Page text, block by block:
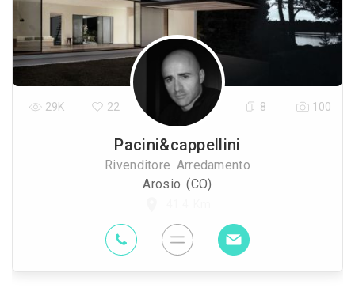
Pacini&cappellini
Rivenditore Arredamento
Arosio (CO)
29K 22 8 100